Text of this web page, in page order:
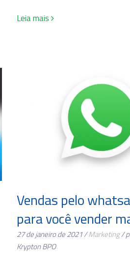
Leia mais
Vendas pelo
para você vender
27 de janeiro de 2021 /Marketing/
Krypton BPO